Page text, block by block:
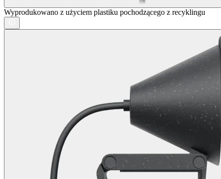
Wyprodukowano z użyciem plastiku pochodzącego z recyklingu